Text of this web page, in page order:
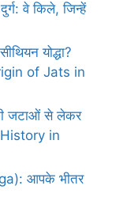
वे किले, जिन्हें
योद्धा?
of Jats in
जटाओं से लेकर
History in
आपके भीतर